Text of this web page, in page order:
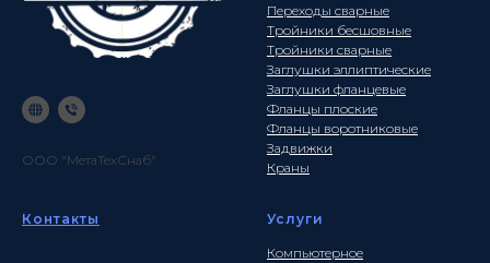
ООО "МетаТехСнаб"
Переходы сварные
Тройники бесшовные
Тройники сварные
Заглушки эллиптические
Заглушки фланцевые
Фланцы плоские
Фланцы воротниковые
Задвижки
Краны
Контакты Услуги
Компьютерное